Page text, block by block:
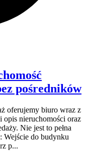
pośredników
oferujemy biuro wraz z
opis nieruchomości oraz
Nie jest to pełna
Wejście do budynku
p...